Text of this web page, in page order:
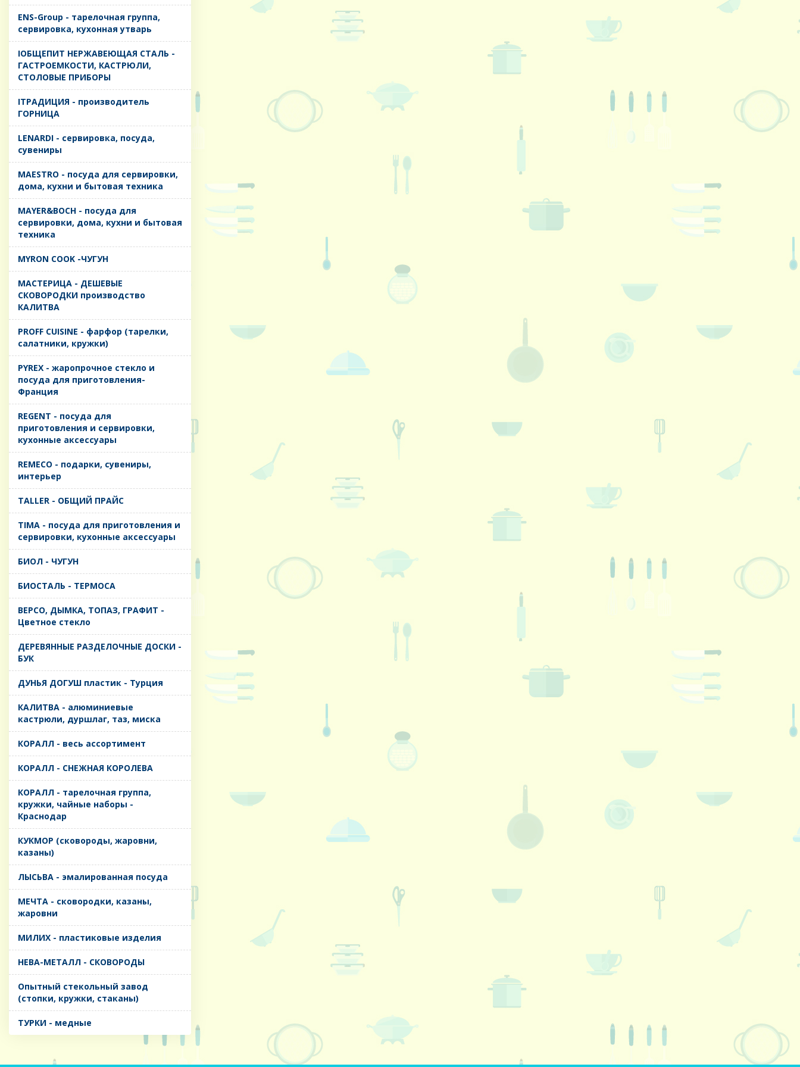
ENS-Group - тарелочная группа,
сервировка, кухонная утварь
IОБЩЕПИТ НЕРЖАВЕЮЩАЯ СТАЛЬ -
ГАСТРОЕМКОСТИ, КАСТРЮЛИ,
СТОЛОВЫЕ ПРИБОРЫ
IТРАДИЦИЯ - производитель
ГОРНИЦА
LENARDI - сервировка, посуда,
сувениры
MAESTRO - посуда для сервировки,
дома, кухни и бытовая техника
MAYER&BOCH - посуда для
сервировки, дома, кухни и бытовая
техника
MYRON COOK -ЧУГУН
MАСТЕРИЦА - ДЕШЕВЫЕ
СКОВОРОДКИ производство
КАЛИТВА
PROFF CUISINE - фарфор (тарелки,
салатники, кружки)
PYREX - жаропрочное стекло и
посуда для приготовления-
Франция
REGENT - посуда для
приготовления и сервировки,
кухонные аксессуары
REMECO - подарки, сувениры,
интерьер
TALLER - ОБЩИЙ ПРАЙС
TIMA - посуда для приготовления и
сервировки, кухонные аксессуары
БИОЛ - ЧУГУН
БИОСТАЛЬ - ТЕРМОСА
ВЕРСО, ДЫМКА, ТОПАЗ, ГРАФИТ -
Цветное стекло
ДЕРЕВЯННЫЕ РАЗДЕЛОЧНЫЕ ДОСКИ -
БУК
ДУНЬЯ ДОГУШ пластик - Турция
КАЛИТВА - алюминиевые
кастрюли, дуршлаг, таз, миска
КОРАЛЛ - весь ассортимент
КОРАЛЛ - СНЕЖНАЯ КОРОЛЕВА
КОРАЛЛ - тарелочная группа,
кружки, чайные наборы -
Краснодар
КУКМОР (сковороды, жаровни,
казаны)
ЛЫСЬВА - эмалированная посуда
МЕЧТА - сковородки, казаны,
жаровни
МИЛИХ - пластиковые изделия
НЕВА-МЕТАЛЛ - СКОВОРОДЫ
Опытный стекольный завод
(стопки, кружки, стаканы)
ТУРКИ - медные